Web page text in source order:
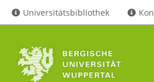
Universitätsbibliothek